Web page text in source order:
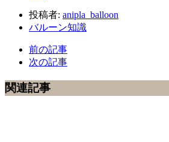
投稿者: anipla_balloon
バルーン知識
前の記事
次の記事
関連記事